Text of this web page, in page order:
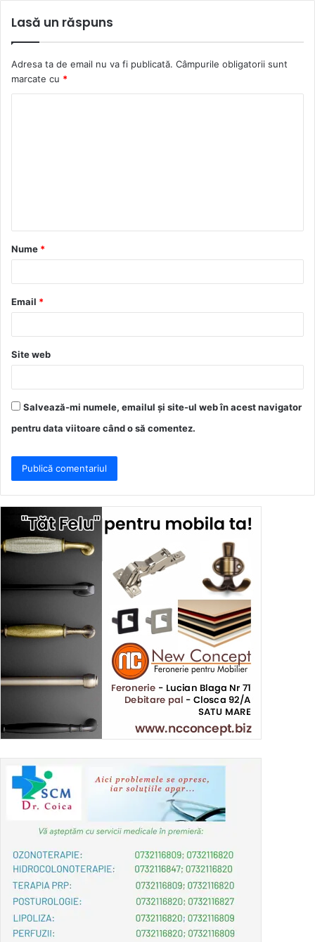
Lasă un răspuns
Adresa ta de email nu va fi publicată. Câmpurile obligatorii sunt
marcate cu *
a
r
*
Nume *
Email *
Site web
Salvează-mi numele, emailul și site-ul web în acest navigator
pentru data viitoare când o să comentez.